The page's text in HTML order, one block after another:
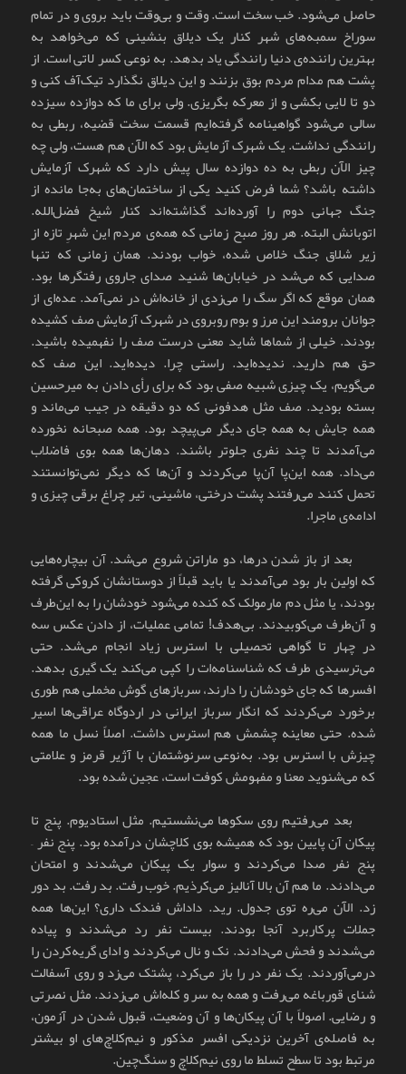
حاصل می‌شود. خب سخت است. وقت و بی‌وقت باید بروی و در تمام
سوراخ سمبه‌های شهر کنار یک دیلاق بنشینی که می‌خواهد به
بهترین راننده‌ی دنیا رانندگی یاد بدهد. به نوعی کسر لاتی است. از
پشت هم مدام مردم بوق بزنند و این دیلاق نگذارد تیک‌آف کنی و
دو تا لایی بکشی و از معرکه بگریزی. ولی برای ما که دوازده سیزده
سالی می‌شود گواهینامه گرفته‌ایم قسمت سخت قضیه، ربطی به
رانندگی نداشت. یک شهرک آزمایش بود که الآن هم هست، ولی چه
چیز الآن ربطی به ده دوازده سال پیش دارد که شهرک آزمایش
داشته باشد؟ شما فرض کنید یکی از ساختمان‌های به‌جا مانده از
جنگ جهانی دوم را آورده‌اند گذاشته‌اند کنار شیخ فضل‌الله.
اتوبانش البته. هر روز صبح زمانی که همه‌ی مردم این شهرِ تازه از
زیر شلاق جنگ خلاص شده، خواب بودند. همان زمانی که تنها
صدایی که می‌شد در خیابان‌ها شنید صدای جاروی رفتگرها بود.
همان موقع که اگر سگ را می‌زدی از خانه‌اش در نمی‌آمد. عده‌ای از
جوانان برومند این مرز و بوم روبروی در شهرک آزمایش صف کشیده
بودند. خیلی از شماها شاید معنی درست صف را نفهمیده باشید.
حق هم دارید. ندیده‌اید. راستی چرا. دیده‌اید. این صف که
می‌گویم، یک چیزی شبیه صفی بود که برای رأی دادن به میرحسین
بسته بودید. صف مثل هدفونی که دو دقیقه در جیب می‌ماند و
همه جایش به همه جای دیگر می‌پیچد بود. همه صبحانه نخورده
می‌آمدند تا چند نفری جلوتر باشند. دهان‌ها همه بوی فاضلاب
می‌داد. همه این‌پا آن‌پا می‌کردند و آن‌ها که دیگر نمی‌توانستند
تحمل کنند می‌رفتند پشت درختی، ماشینی، تیر چراغ برقی چیزی و
ادامه‌ی ماجرا.
بعد از باز شدن درها، دو ماراتن شروع می‌شد. آن بیچاره‌هایی
که اولین بار بود می‌آمدند یا باید قبلاً از دوستانشان کروکی گرفته
بودند، یا مثل دم مارمولک که کنده می‌شود خودشان را به این‌طرف
و آن‌طرف می‌کوبیدند. بی‌هدف! تمامی عملیات، از دادن عکس سه
در چهار تا گواهی تحصیلی با استرس زیاد انجام می‌شد. حتی
می‌ترسیدی طرف که شناسنامه‌ات را کپی می‌کند یک گیری بدهد.
افسرها که جای خودشان را دارند، سربازهای گوش مخملی هم طوری
برخورد می‌کردند که انگار سرباز ایرانی در اردوگاه عراقی‌ها اسیر
شده. حتی معاینه چشمش هم استرس داشت. اصلاً نسل ما همه
چیزش با استرس بود. به‌نوعی سرنوشتمان با آژیر قرمز و علامتی
که می‌شنوید معنا و مفهومش کوفت است، عجین شده بود.
بعد می‌رفتیم روی سکوها می‌نشستیم. مثل استادیوم. پنج تا
پیکان آن پایین بود که همیشه بوی کلاچشان درآمده بود. پنج نفر –
پنج نفر صدا می‌کردند و سوار یک پیکان می‌شدند و امتحان
می‌دادند. ما هم آن بالا آنالیز می‌کرذیم. خوب رفت. بد رفت. بد دور
زد. الآن می‌ره توی جدول. رید. داداش فندک داری؟ این‌ها همه
جملات پرکاربرد آنجا بودند. بیست نفر رد می‌شدند و پیاده
می‌شدند و فحش می‌دادند. نک و نال می‌کردند و ادای گریه‌کردن را
درمی‌آوردند. یک نفر در را باز می‌کرد، پشتک می‌زد و روی آسفالت
شنای قورباغه می‌رفت و همه به سر و کله‌اش می‌زدند. مثل نصرتی
و رضایی. اصولاً با آن پیکان‌ها و آن وضعیت، قبول شدن در آزمون،
به فاصله‌ی آخرین نزدیکی افسر مذکور و نیم‌کلاچ‌های او بیشتر
مرتبط بود تا سطح تسلط ما روی نیم‌کلاچ و سنگ‌چین.